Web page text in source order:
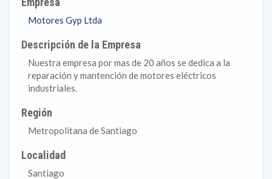
Motores Gyp Ltda
Descripción de la Empresa
Nuestra empresa por mas de 20 años se dedica a la
reparación y mantención de motores eléctricos
industriales.
Región
Metropolitana de Santiago
Localidad
Santiago